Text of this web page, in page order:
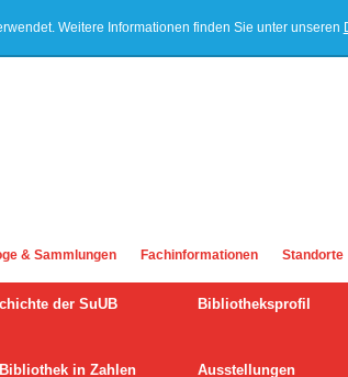
Weitere Informationen finden Sie unter unseren
& Sammlungen Fachinformationen Standorte
der SuUB
Bibliotheksprofil
in Zahlen
Ausstellungen